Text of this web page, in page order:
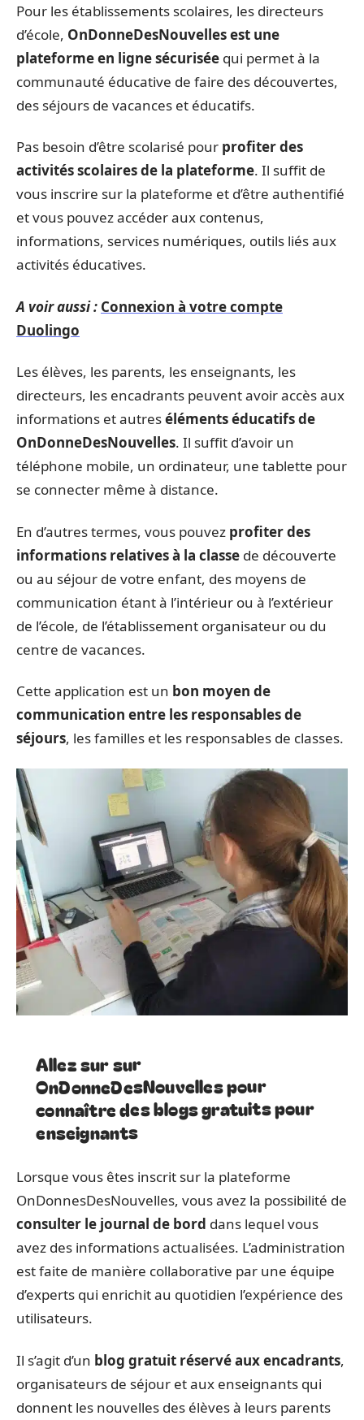
Pour les établissements scolaires, les directeurs
d’école, OnDonneDesNouvelles est une
plateforme en ligne sécurisée qui permet à la
communauté éducative de faire des découvertes,
des séjours de vacances et éducatifs.
Pas besoin d’être scolarisé pour profiter des
activités scolaires de la plateforme. Il suffit de
vous inscrire sur la plateforme et d’être authentifié
et vous pouvez accéder aux contenus,
informations, services numériques, outils liés aux
activités éducatives.
A voir aussi : Connexion à votre compte
Duolingo
Les élèves, les parents, les enseignants, les
directeurs, les encadrants peuvent avoir accès aux
informations et autreséléments éducatifs de
OnDonneDesNouvelles. Il suffit d’avoir un
téléphone mobile, un ordinateur, une tablette pour
se connecter même à distance.
En d’autres termes, vous pouvez profiter des
informations relatives à la classe de découverte
ou au séjour de votre enfant, des moyens de
communication étant à l’intérieur ou à l’extérieur
de l’école, de l’établissement organisateur ou du
centre de vacances.
Cette application est un bon moyen de
communication entre les responsables de
séjours, les familles et les responsables de classes.
Allez sur sur
OnDonneDesNouvelles pour
connaître des blogs gratuits pour
enseignants
Lorsque vous êtes inscrit sur la plateforme
OnDonnesDesNouvelles, vous avez la possibilité de
consulter le journal de bord dans lequel vous
avez des informations actualisées. L’administration
est faite de manière collaborative par une équipe
d’experts qui enrichit au quotidien l’expérience des
utilisateurs.
Il s’agit d’un blog gratuit réservé aux encadrants,
organisateurs de séjour et aux enseignants qui
donnent les nouvelles des élèves à leurs parents